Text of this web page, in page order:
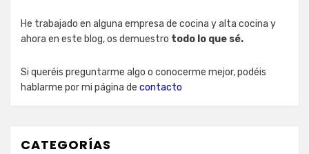
He trabajado en alguna empresa de cocina y alta cocina y
ahora en este blog, os demuestro todo lo que sé.
Si queréis preguntarme algo o conocerme mejor, podéis
hablarme por mi página de contacto
CATEGORÍAS